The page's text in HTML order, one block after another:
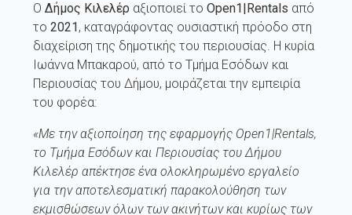
ΟΔήμος Κιλελέρ αξιοποιεί τοOpen1|Rentals από
το2021 , καταγράφοντας ουσιαστική πρόοδο στη
διαχείριση της δημοτικής του περιουσίας. Η κυρία
Ιωάννα Μπακαρού, από το Τμήμα Εσόδων και
Περιουσίας του Δήμου, μοιράζεται την εμπειρία
του φορέα:
«Με την αξιοποίηση της εφαρμογής Open1|Rentals,
το Τμήμα Εσόδων και Περιουσίας του Δήμου
Κιλελέρ απέκτησε ένα ολοκληρωμένο εργαλείο
για την αποτελεσματική παρακολούθηση των
εκμισθώσεων όλων των ακινήτων και κυρίως των